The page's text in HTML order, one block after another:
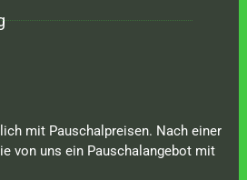
mit Pauschalpreisen. Nach einer
von uns ein Pauschalangebot mit